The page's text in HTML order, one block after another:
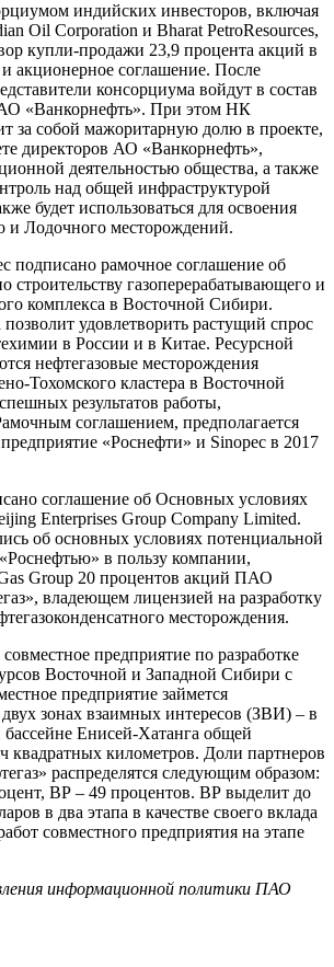
индийских инвесторов, включая
Oil Corporation и Bharat PetroResources,
купли-продажи 23,9 процента акций в
акционерное соглашение. После
консорциума войдут в состав
АО «Ванкорнефть». При этом НК
за собой мажоритарную долю в проекте,
директоров АО «Ванкорнефть»,
деятельностью общества, а также
над общей инфраструктурой
будет использоваться для освоения
и Лодочного месторождений.
подписано рамочное соглашение об
строительству газоперерабатывающего и
комплекса в Восточной Сибири.
позволит удовлетворить растущий спрос
в России и в Китае. Ресурсной
нефтегазовые месторождения
Тохомского кластера в Восточной
результатов работы,
соглашением, предполагается
предприятие «Роснефти» и Sinopec в 2017
соглашение об Основных условиях
Enterprises Group Company Limited.
об основных условиях потенциальной
в пользу компании,
Group 20 процентов акций ПАО
владеющем лицензией на разработку
месторождения.
предприятие по разработке
Восточной и Западной Сибири с
предприятие займется
двух зонах взаимных интересов (ЗВИ) – в
Енисей-Хатанга общей
квадратных километров. Доли партнеров
распределятся следующим образом:
ВР – 49 процентов. ВР выделит до
в два этапа в качестве своего вклада
совместного предприятия на этапе
информационной политики ПАО